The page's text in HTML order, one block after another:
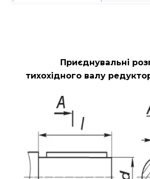
Приєднувальні
тихохідного валу